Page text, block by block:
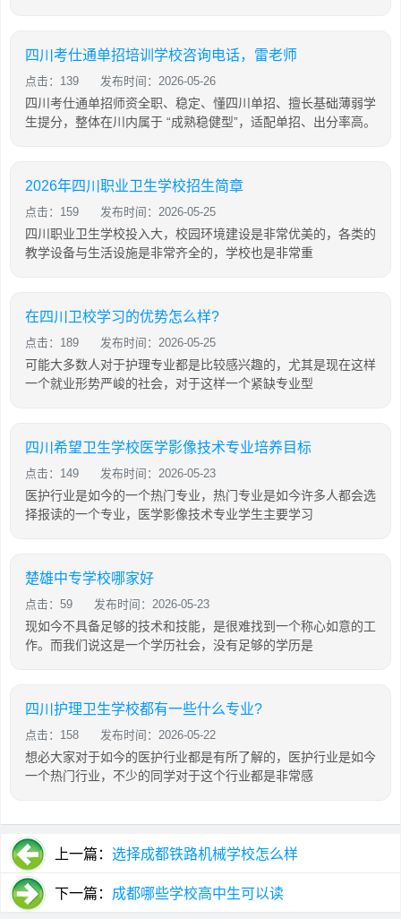
四川考仕通单招培训学校咨询电话，雷老师
点击：139 发布时间：2026-05-26
四川考仕通单招师资全职、稳定、懂四川单招、擅长基础薄弱学
生提分，整体在川内属于 “成熟稳健型”，适配单招、出分率高。
2026年四川职业卫生学校招生简章
点击：159 发布时间：2026-05-25
四川职业卫生学校投入大，校园环境建设是非常优美的，各类的
教学设备与生活设施是非常齐全的，学校也是非常重
在四川卫校学习的优势怎么样?
点击：189 发布时间：2026-05-25
可能大多数人对于护理专业都是比较感兴趣的，尤其是现在这样
一个就业形势严峻的社会，对于这样一个紧缺专业型
四川希望卫生学校医学影像技术专业培养目标
点击：149 发布时间：2026-05-23
医护行业是如今的一个热门专业，热门专业是如今许多人都会选
择报读的一个专业，医学影像技术专业学生主要学习
楚雄中专学校哪家好
点击：59 发布时间：2026-05-23
现如今不具备足够的技术和技能，是很难找到一个称心如意的工
作。而我们说这是一个学历社会，没有足够的学历是
四川护理卫生学校都有一些什么专业?
点击：158 发布时间：2026-05-22
想必大家对于如今的医护行业都是有所了解的，医护行业是如今
一个热门行业，不少的同学对于这个行业都是非常感
上一篇： 选择成都铁路机械学校怎么样
下一篇： 成都哪些学校高中生可以读